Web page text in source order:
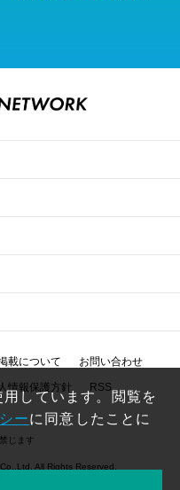
載について お問い合わせ
情報保護方針 RSS
じます
All Rights Reserved.
しています。閲覧を
ーに同意したことに